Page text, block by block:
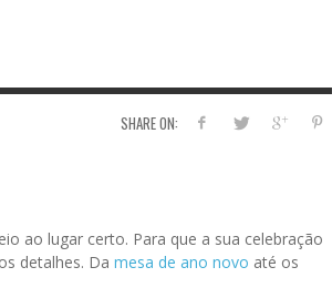
SHARE ON:
ao lugar certo. Para que a sua celebração
detalhes. Da mesa de ano novo até os